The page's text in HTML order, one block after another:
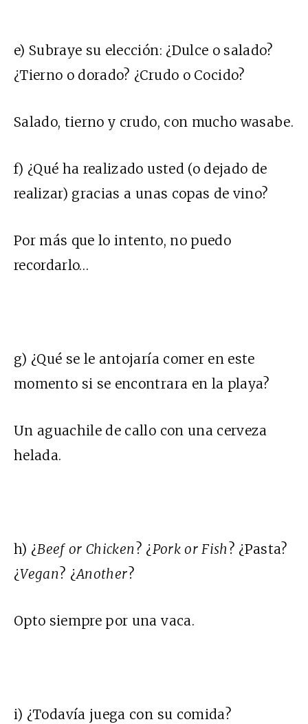
e) Subraye su elección: ¿Dulce o salado?
¿Tierno o dorado? ¿Crudo o Cocido?
Salado, tierno y crudo, con mucho wasabe.
f) ¿Qué ha realizado usted (o dejado de
realizar) gracias a unas copas de vino?
Por más que lo intento, no puedo
recordarlo…
g) ¿Qué se le antojaría comer en este
momento si se encontrara en la playa?
Un aguachile de callo con una cerveza
helada.
h) ¿Beef or Chicken ? ¿Pork or Fish ? ¿Pasta?
¿Vegan? ¿Another?
Opto siempre por una vaca.
i) ¿Todavía juega con su comida?